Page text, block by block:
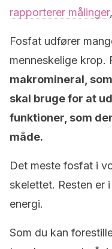
rapporterer målinger
Fosfat udfører
menneskelige krop.
makromineral,
skal bruge for at
funktioner, som
måde.
Det meste fosfat i
skelettet. Resten er
energi.
Som du kan